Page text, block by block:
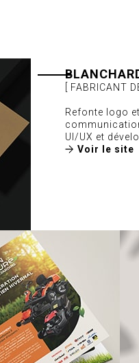
[ FABRICANT
Refonte logo
UI/UX et
Voir le site